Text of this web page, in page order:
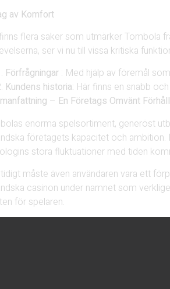
av Komfort
flera saker som utmärker Tombola
ser vi nu till vissa kritiska
Förfrågningar : Med hjälp av föremål
Kundens historia: Här finns en snabb
– En Företags Omvänt
enorma spelsortiment, generöst
företagets kapacitet och
stora fluktuationer med tiden
måste även användaren vara ett
casinon under namnet som
för spelaren.